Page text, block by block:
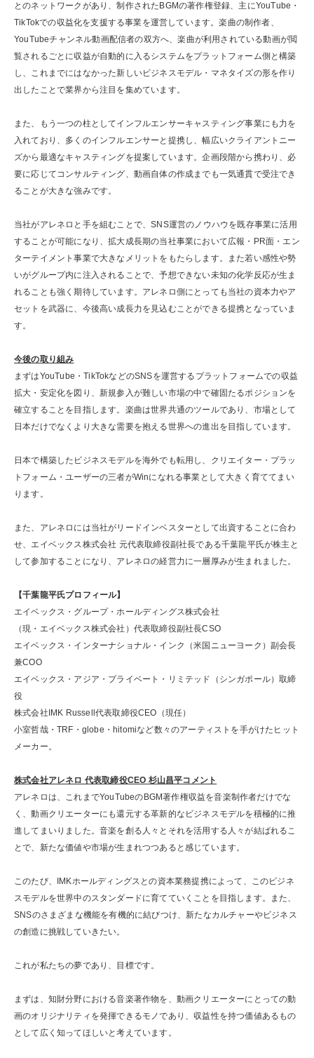
とのネットワークがあり、制作されたBGMの著作権登録、主にYouTube・
TikTokでの収益化を支援する事業を運営しています。楽曲の制作者、
YouTubeチャンネル動画配信者の双方へ、楽曲が利用されている動画が閲
覧されるごとに収益が自動的に入るシステムをプラットフォーム側と構築
し、これまでにはなかった新しいビジネスモデル・マネタイズの形を作り
出したことで業界から注目を集めています。
また、もう一つの柱としてインフルエンサーキャスティング事業にも力を
入れており、多くのインフルエンサーと提携し、幅広いクライアントニー
ズから最適なキャスティングを提案しています。企画段階から携わり、必
要に応じてコンサルティング、動画自体の作成までも一気通貫で受注でき
ることが大きな強みです。
当社がアレネロと手を組むことで、SNS運営のノウハウを既存事業に活用
することが可能になり、拡大成長期の当社事業において広報・PR面・エン
ターテイメント事業で大きなメリットをもたらします。また若い感性や勢
いがグループ内に注入されることで、予想できない未知の化学反応が生ま
れることも強く期待しています。アレネロ側にとっても当社の資本力やア
セットを武器に、今後高い成長力を見込むことができる提携となっていま
す。
今後の取り組み
まずはYouTube・TikTokなどのSNSを運営するプラットフォームでの収益
拡大・安定化を図り、新規参入が難しい市場の中で確固たるポジションを
確立することを目指します。楽曲は世界共通のツールであり、市場として
日本だけでなくより大きな需要を抱える世界への進出を目指しています。
日本で構築したビジネスモデルを海外でも転用し、クリエイター・プラッ
トフォーム・ユーザーの三者がWinになれる事業として大きく育ててまい
ります。
また、アレネロには当社がリードインベスターとして出資することに合わ
せ、エイベックス株式会社 元代表取締役副社長である千葉龍平氏が株主と
して参加することになり、アレネロの経営力に一層厚みが生まれました。
【千葉龍平氏プロフィール】
エイベックス・グループ・ホールディングス株式会社
（現・エイベックス株式会社）代表取締役副社長CSO
エイベックス・インターナショナル・インク（米国ニューヨーク）副会長
兼COO
エイベックス・アジア・プライベート・リミテッド（シンガポール）取締
役
株式会社IMK Russell代表取締役CEO（現任）
小室哲哉・TRF・globe・hitomiなど数々のアーティストを手がけたヒット
メーカー。
株式会社アレネロ 代表取締役CEO 杉山昌平コメント
アレネロは、これまでYouTubeのBGM著作権収益を音楽制作者だけでな
く、動画クリエーターにも還元する革新的なビジネスモデルを積極的に推
進してまいりました。音楽を創る人々とそれを活用する人々が結ばれるこ
とで、新たな価値や市場が生まれつつあると感じています。
このたび、IMKホールディングスとの資本業務提携によって、このビジネ
スモデルを世界中のスタンダードに育てていくことを目指します。また、
SNSのさまざまな機能を有機的に結びつけ、新たなカルチャーやビジネス
の創造に挑戦していきたい。
これが私たちの夢であり、目標です。
まずは、知財分野における音楽著作物を、動画クリエーターにとっての動
画のオリジナリティを発揮できるモノであり、収益性を持つ価値あるもの
として広く知ってほしいと考えています。